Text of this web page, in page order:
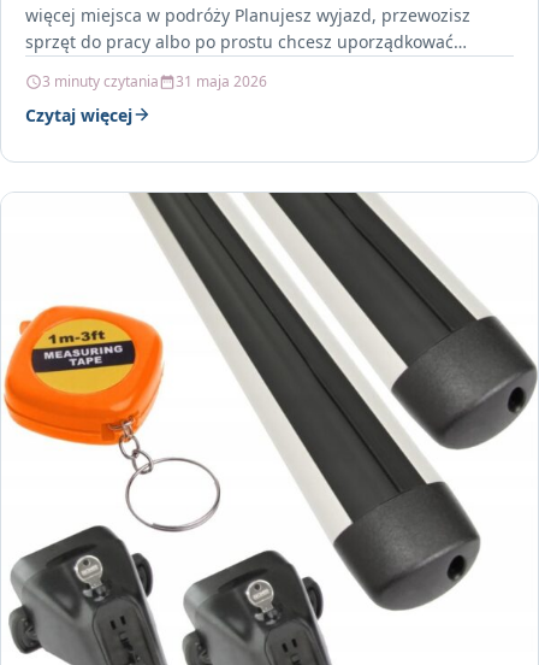
więcej miejsca w podróży Planujesz wyjazd, przewozisz
sprzęt do pracy albo po prostu chcesz uporządkować…
3 minuty czytania 31 maja 2026
Czytaj więcej